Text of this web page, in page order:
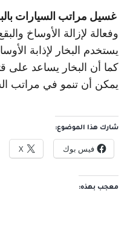
غسيل مراتب السيارات
وفعالة لإزالة الأوساخ
يستخدم البخار لإذابة
كما أن البخار يساعد على
يمكن أن تنمو في مراتب
شارك هذا الموضوع:
فيس بوك X
معجب بهذه: